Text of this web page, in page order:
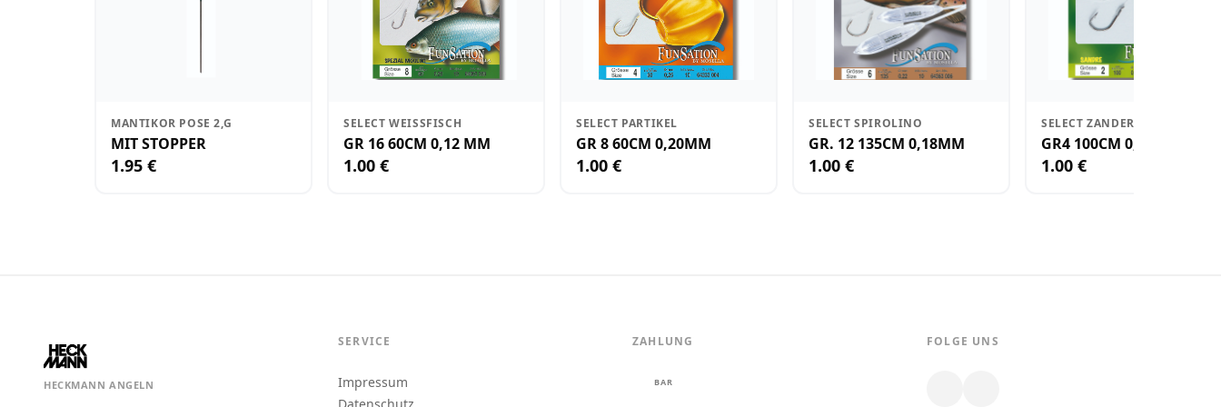
MANTIKOR POSE 2,G
MIT STOPPER
1.95 €
SELECT WEISSFISCH
GR 16 60CM 0,12 MM
1.00 €
SELECT PARTIKEL
GR 8 60CM 0,20MM
1.00 €
SELECT SPIROLINO
GR. 12 135CM 0,18MM
1.00 €
SELECT ZANDER
GR4 100CM 0,25 MM
1.00 €
HECKMANN ANGELN
SERVICE
Impressum
ZAHLUNG
BAR
FOLGE UNS